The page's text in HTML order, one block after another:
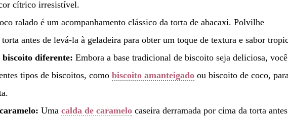
cítrico irresistível.
ralado é um acompanhamento clássico da torta de abacaxi. Polvilhe
antes de levá-la à geladeira para obter um toque de textura e sabor
biscoito diferente: Embora a base tradicional de biscoito seja deliciosa,
tipos de biscoitos, como biscoito amanteigado ou biscoito de coco,
Uma calda de caramelo caseira derramada por cima da torta